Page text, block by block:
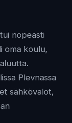
nopeasti
oma koulu,
Plevnassa
sähkövalot,